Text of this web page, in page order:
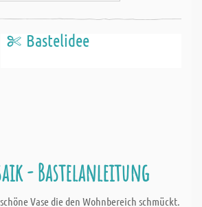
Bastelidee
- Bastelanleitung
Vase die den Wohnbereich schmückt.